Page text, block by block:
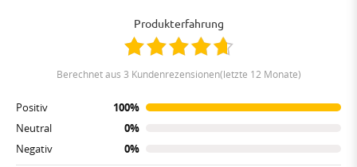
Produkterfahrung
berechnet aus 3 Kundenrezensionen(letzte 12 Monate)
Positiv
100%
Neutral
0%
Negativ
0%